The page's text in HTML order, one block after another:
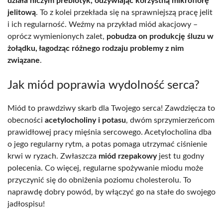
jelitową. To z kolei przekłada się na sprawniejszą pracę jelit
i ich regularność. Weźmy na przykład miód akacjowy –
oprócz wymienionych zalet, pobudza on produkcję śluzu w
żołądku, łagodząc różnego rodzaju problemy z nim
związane.
Jak miód poprawia wydolność serca?
Miód to prawdziwy skarb dla Twojego serca! Zawdzięcza to
obecności acetylocholiny i potasu, dwóm sprzymierzeńcom
prawidłowej pracy mięśnia sercowego. Acetylocholina dba
o jego regularny rytm, a potas pomaga utrzymać ciśnienie
krwi w ryzach. Zwłaszcza miód rzepakowyjest tu godny
polecenia. Co więcej, regularne spożywanie miodu może
przyczynić się do obniżenia poziomu cholesterolu. To
naprawdę dobry powód, by włączyć go na stałe do swojego
jadłospisu!